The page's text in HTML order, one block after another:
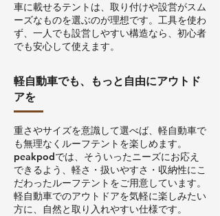
車に載せるテントは、取り付けや設営がスム
ーズなものを選ぶのが理想です。工具を使わ
ず、一人でも設営しやすい構造なら、初心者
でも安心して使えます。
軽自動車でも、もっと自由にアウトド
アを
重さやサイズを意識して選べば、軽自動車で
も無理なくルーフテントを楽しめます。
peakpodでは、そういったニーズにお応え
できるよう、軽さ・扱いやすさ・収納性にこ
だわったルーフテントをご用意しています。
軽自動車でのアウトドアを気軽に楽しみたい
方に、自然と取り入れやすい仕様です。